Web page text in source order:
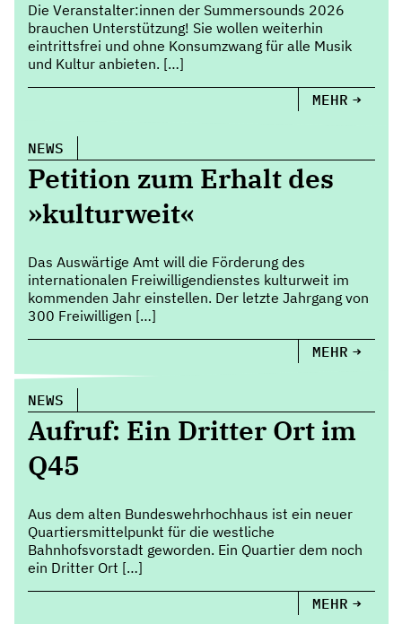
Die Veranstalter:innen der Summersounds 2026
brauchen Unterstützung! Sie wollen weiterhin
eintrittsfrei und ohne Konsumzwang für alle Musik
und Kultur anbieten. […]
MEHR
NEWS
Petition zum Erhalt des
»kulturweit«
Das Auswärtige Amt will die Förderung des
internationalen Freiwilligendienstes kulturweit im
kommenden Jahr einstellen. Der letzte Jahrgang von
300 Freiwilligen […]
MEHR
NEWS
Aufruf: Ein Dritter Ort im
Q45
Aus dem alten Bundeswehrhochhaus ist ein neuer
Quartiersmittelpunkt für die westliche
Bahnhofsvorstadt geworden. Ein Quartier dem noch
ein Dritter Ort […]
MEHR